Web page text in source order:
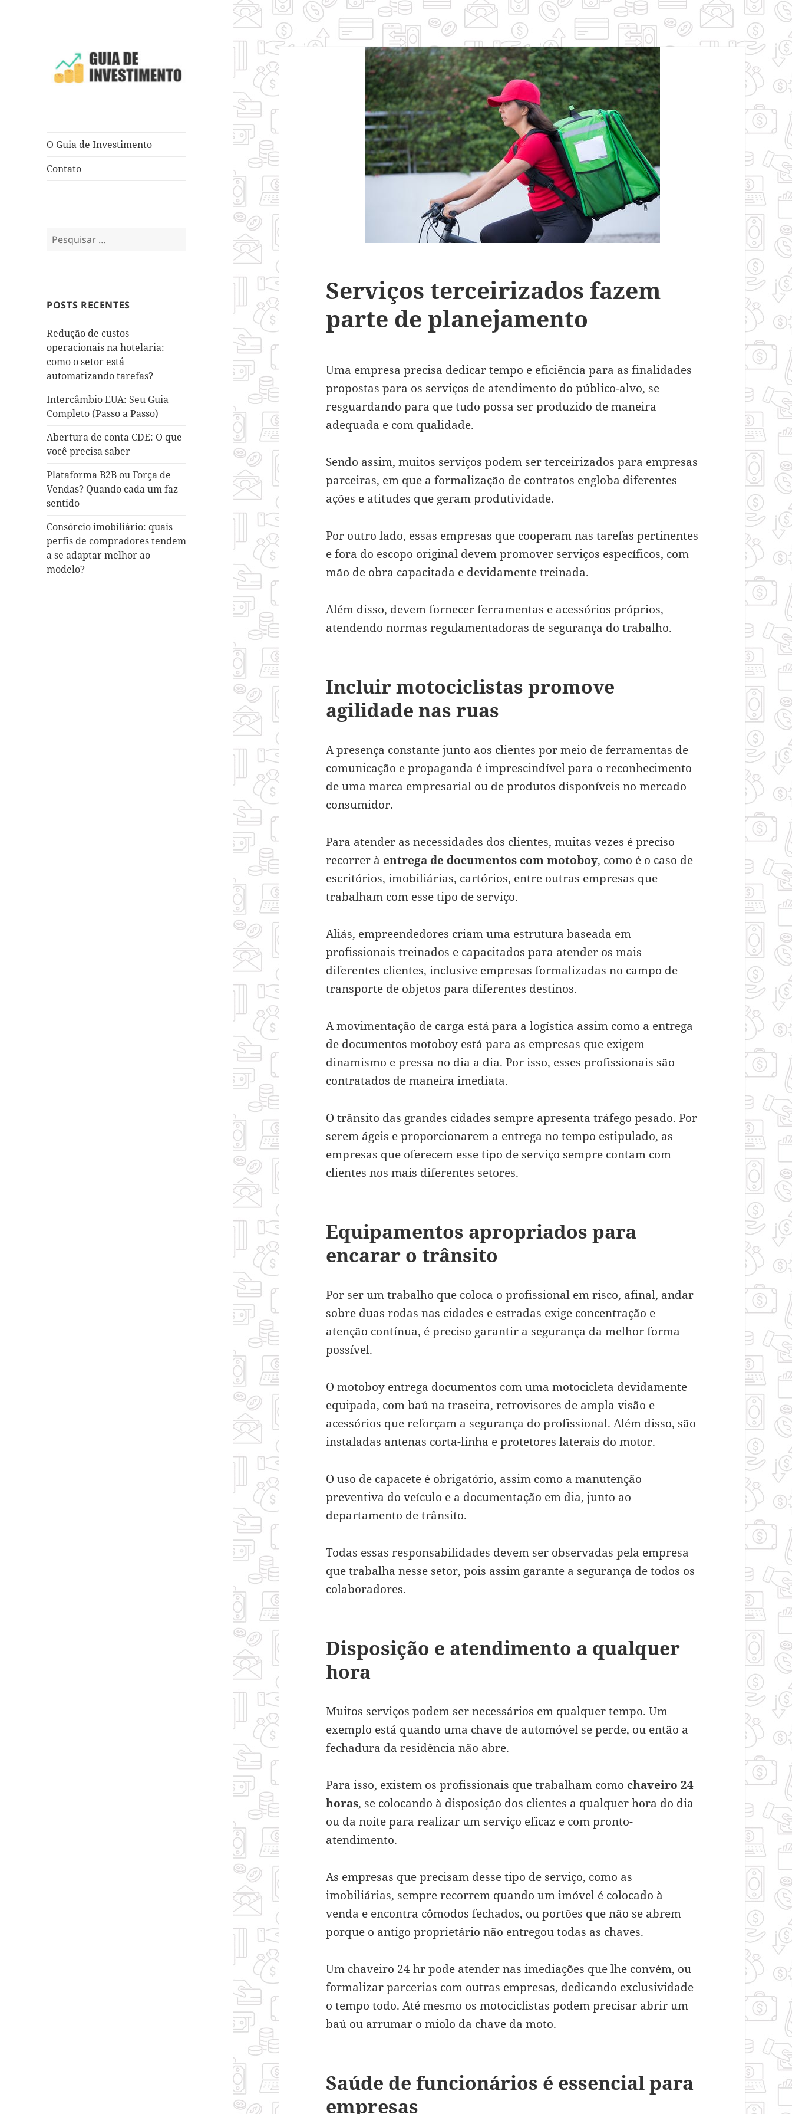
O Guia de Investimento
Contato
Pesquisar
por:
POSTS RECENTES
Redução de custos
operacionais na hotelaria:
como o setor está
automatizando tarefas?
Intercâmbio EUA: Seu Guia
Completo (Passo a Passo)
Abertura de conta CDE: O que
você precisa saber
Plataforma B2B ou Força de
Vendas? Quando cada um faz
sentido
Consórcio imobiliário: quais
perfis de compradores tendem
a se adaptar melhor ao
modelo?
Serviços terceirizados fazem
parte de planejamento
Uma empresa precisa dedicar tempo e eficiência para as finalidades
propostas para os serviços de atendimento do público-alvo, se
resguardando para que tudo possa ser produzido de maneira
adequada e com qualidade.
Sendo assim, muitos serviços podem ser terceirizados para empresas
parceiras, em que a formalização de contratos engloba diferentes
ações e atitudes que geram produtividade.
Por outro lado, essas empresas que cooperam nas tarefas pertinentes
e fora do escopo original devem promover serviços específicos, com
mão de obra capacitada e devidamente treinada.
Além disso, devem fornecer ferramentas e acessórios próprios,
atendendo normas regulamentadoras de segurança do trabalho.
Incluir motociclistas promove
agilidade nas ruas
A presença constante junto aos clientes por meio de ferramentas de
comunicação e propaganda é imprescindível para o reconhecimento
de uma marca empresarial ou de produtos disponíveis no mercado
consumidor.
Para atender as necessidades dos clientes, muitas vezes é preciso
recorrer à entrega de documentos com motoboy, como é o caso de
escritórios, imobiliárias, cartórios, entre outras empresas que
trabalham com esse tipo de serviço.
Aliás, empreendedores criam uma estrutura baseada em
profissionais treinados e capacitados para atender os mais
diferentes clientes, inclusive empresas formalizadas no campo de
transporte de objetos para diferentes destinos.
A movimentação de carga está para a logística assim como a entrega
de documentos motoboy está para as empresas que exigem
dinamismo e pressa no dia a dia. Por isso, esses profissionais são
contratados de maneira imediata.
O trânsito das grandes cidades sempre apresenta tráfego pesado. Por
serem ágeis e proporcionarem a entrega no tempo estipulado, as
empresas que oferecem esse tipo de serviço sempre contam com
clientes nos mais diferentes setores.
Equipamentos apropriados para
encarar o trânsito
Por ser um trabalho que coloca o profissional em risco, afinal, andar
sobre duas rodas nas cidades e estradas exige concentração e
atenção contínua, é preciso garantir a segurança da melhor forma
possível.
O motoboy entrega documentos com uma motocicleta devidamente
equipada, com baú na traseira, retrovisores de ampla visão e
acessórios que reforçam a segurança do profissional. Além disso, são
instaladas antenas corta-linha e protetores laterais do motor.
O uso de capacete é obrigatório, assim como a manutenção
preventiva do veículo e a documentação em dia, junto ao
departamento de trânsito.
Todas essas responsabilidades devem ser observadas pela empresa
que trabalha nesse setor, pois assim garante a segurança de todos os
colaboradores.
Disposição e atendimento a qualquer
hora
Muitos serviços podem ser necessários em qualquer tempo. Um
exemplo está quando uma chave de automóvel se perde, ou então a
fechadura da residência não abre.
Para isso, existem os profissionais que trabalham como chaveiro 24
horas, se colocando à disposição dos clientes a qualquer hora do dia
ou da noite para realizar um serviço eficaz e com pronto-
atendimento.
As empresas que precisam desse tipo de serviço, como as
imobiliárias, sempre recorrem quando um imóvel é colocado à
venda e encontra cômodos fechados, ou portões que não se abrem
porque o antigo proprietário não entregou todas as chaves.
Um chaveiro 24 hr pode atender nas imediações que lhe convém, ou
formalizar parcerias com outras empresas, dedicando exclusividade
o tempo todo. Até mesmo os motociclistas podem precisar abrir um
baú ou arrumar o miolo da chave da moto.
Saúde de funcionários é essencial para
empresas